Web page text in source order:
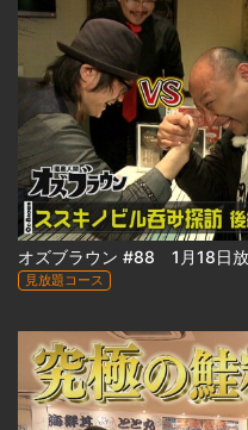
見放題コース